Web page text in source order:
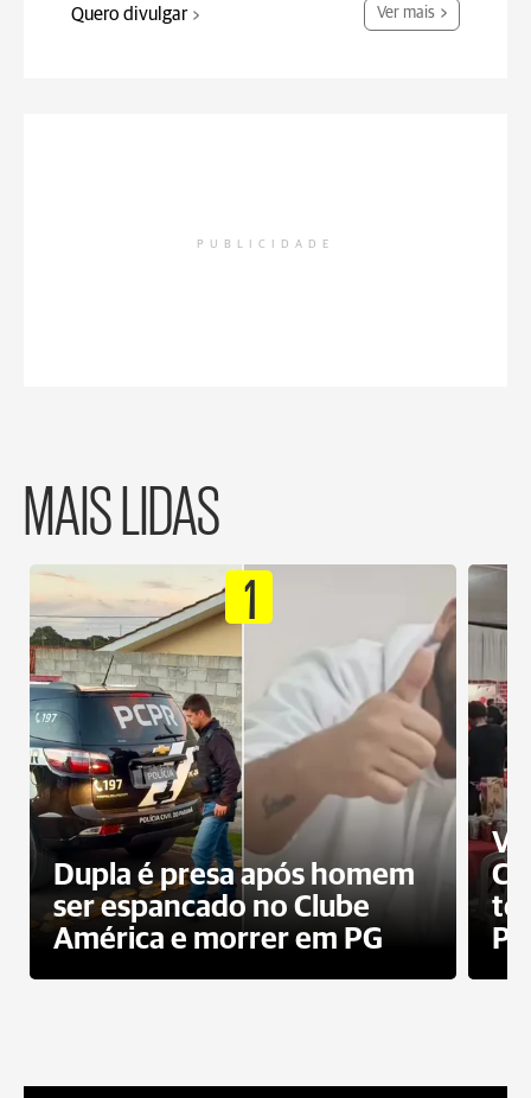
Quero divulgar Ver mais
PUBLICIDADE
MAIS LIDAS
1
Dupla é presa após homem
ser espancado no Clube
América e morrer em PG
PG